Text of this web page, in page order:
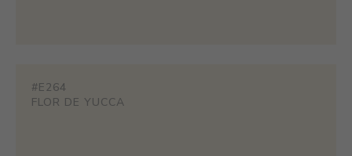
#E264
FLOR DE YUCCA